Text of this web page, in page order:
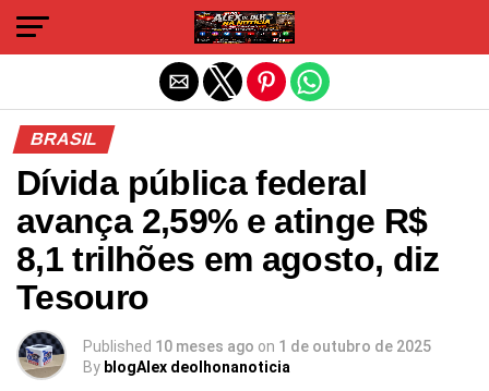
BRASIL
Dívida pública federal
avança 2,59% e atinge R$
8,1 trilhões em agosto, diz
Tesouro
Published 10 meses ago on 1 de outubro de 2025
By blogAlex deolhonanoticia
Sair da versão mobile